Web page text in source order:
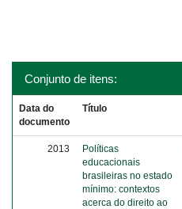
Conjunto de itens:
Data do
documento
Título
2013
Políticas
educacionais
brasileiras no estado
mínimo: contextos
acerca do direito ao